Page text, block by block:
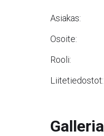
Asiakas:
Osoite:
Rooli:
Liitetiedostot:
Galleria